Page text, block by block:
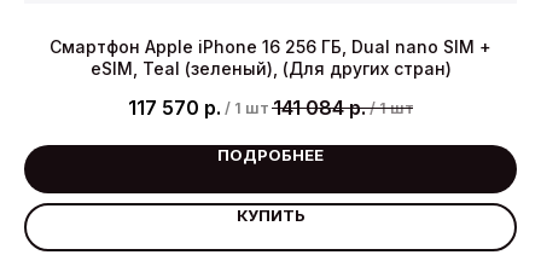
Смартфон Apple iPhone 16 256 ГБ, Dual nano SIM +
eSIM, Teal (зеленый), (Для других стран)
117 570 р. / 1 шт 141 084 р. / 1 шт
ПОДРОБНЕЕ
КУПИТЬ